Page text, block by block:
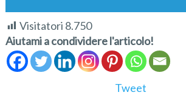
Visitatori 8.750
Aiutami a condividere l'articolo!
Tweet